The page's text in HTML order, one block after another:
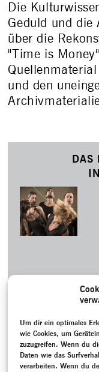
Um dir ein optimales
wie Cookies, um
zuzugreifen. Wenn du
Daten wie das
verarbeiten. Wenn du
Die
Geduld und
über die
"Time is
und den
DAS